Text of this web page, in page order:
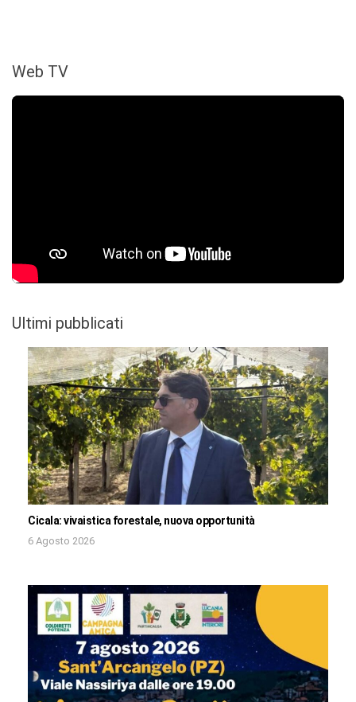
Web TV
Ultimi pubblicati
Cicala: vivaistica forestale, nuova opportunità
6 Agosto 2026